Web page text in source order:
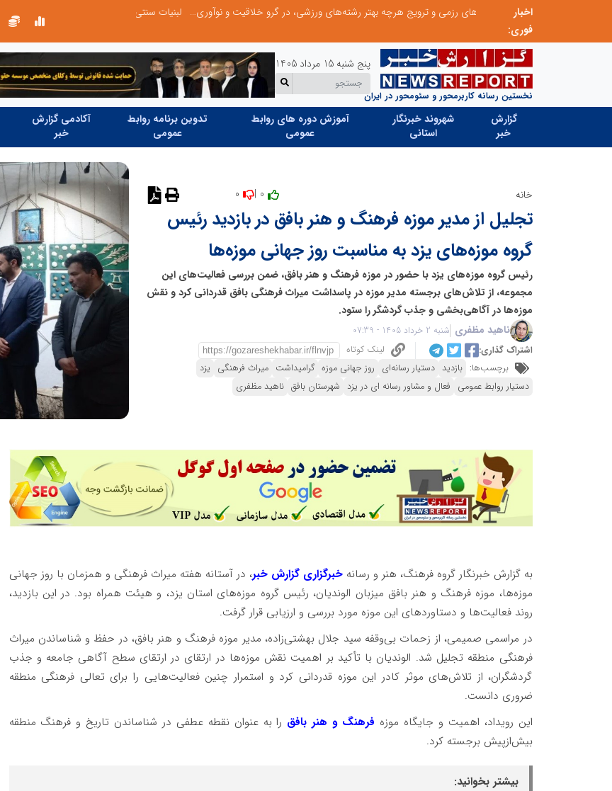
اخبار
فوری:
لبنیات سنتی؛ میراثی که برای بقا به حمایت و نوآوری نیاز دارد
نخستین رسانه کاربرمحور و سئومحور در ایران
پنج شنبه 15 مرداد 1405
گزارش
خبر
شهروند خبرنگار
استانی
آموزش دوره های روابط
عمومی
تدوین برنامه روابط
عمومی
آکادمی گزارش
خبر
خانه
تجلیل از مدیر موزه فرهنگ و هنر بافق در بازدید رئیس
گروه موزه‌های یزد به مناسبت روز جهانی موزه‌ها
رئیس گروه موزه‌های یزد با حضور در موزه فرهنگ و هنر بافق، ضمن بررسی فعالیت‌های این
مجموعه، از تلاش‌های برجسته مدیر موزه در پاسداشت میراث فرهنگی بافق قدردانی کرد و نقش
موزه‌ها در آگاهی‌بخشی و جذب گردشگر را ستود.
ناهید مظفری شنبه 2 خرداد 1405 - 07:39
اشتراک گذاری:
لینک کوتاه
برچسب‌ها: بازدید دستیار رسانه‌ای روز جهانی موزه گرامیداشت میراث فرهنگی یزد
دستیار روابط عمومی فعال و مشاور رسانه ای در یزد شهرستان بافق ناهید مظفری
به گزارش خبرنگار گروه فرهنگ، هنر و رسانهخبرگزاری گزارش خبر، در آستانه هفته میراث فرهنگی و همزمان با روز جهانی
موزه‌ها، موزه فرهنگ و هنر بافق میزبان الوندیان، رئیس گروه موزه‌های استان یزد، و هیئت همراه بود. در این بازدید،
روند فعالیت‌ها و دستاوردهای این موزه مورد بررسی و ارزیابی قرار گرفت.
در مراسمی صمیمی، از زحمات بی‌وقفه سید جلال بهشتی‌زاده، مدیر موزه فرهنگ و هنر بافق، در حفظ و شناساندن میراث
فرهنگی منطقه تجلیل شد. الوندیان با تأکید بر اهمیت نقش موزه‌ها در ارتقای در ارتقای سطح آگاهی جامعه و جذب
گردشگران، از تلاش‌های موثر کادر این موزه قدردانی کرد و استمرار چنین فعالیت‌هایی را برای تعالی فرهنگی منطقه
ضروری دانست.
این رویداد، اهمیت و جایگاه موزه فرهنگ و هنر بافق را به عنوان نقطه عطفی در شناساندن تاریخ و فرهنگ منطقه
بیش‌ازپیش برجسته کرد.
بیشتر بخوانید: